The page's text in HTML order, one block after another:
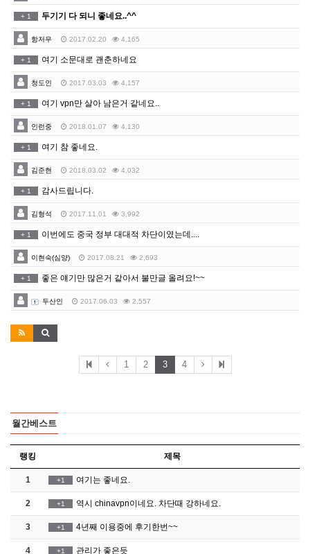
+ 1 두기기 다 되니 좋네요..^^
항저우 2017.02.20 4,165
+ 1 여기 소문대로 괜춘하네요
청도인 2017.03.03 4,157
+ 1 여기 vpn만 살아 남은거 같네요..
인런중 2018.01.07 4,130
+ 1 여기 참 좋네요.
김준현 2018.03.02 4,032
+ 1 감사드립니다.
김형석 2017.11.01 3,992
+ 1 이번에도 중국 정부 대대적 차단이였는데....
이현숙(심양) 2017.08.21 2,693
+ 1 좋은 얘기만 많은거 같아서 불만글 올려요!~~
두산인 2017.06.03 2,557
1 2 3 4
월간베스트
랭킹 제목
1 +1 여기는 좋네요.
2 +1 역시 chinavpn이네요. 차단때 강하네요.
3 +1 4년째 이용중에 후기한번~~
4 +1 관리가 좋은듯